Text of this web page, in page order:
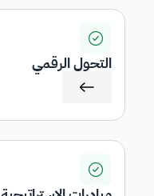
التحول الرقمي